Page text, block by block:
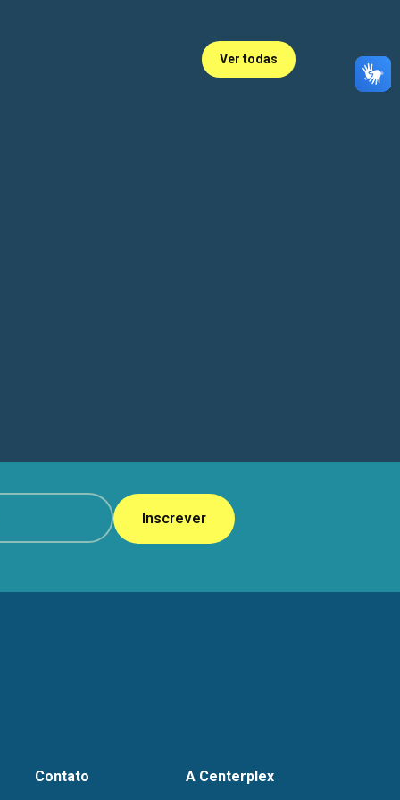
Ver todas
Inscrever
Contato A Centerplex